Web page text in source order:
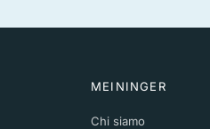
MEININGER
Chi siamo